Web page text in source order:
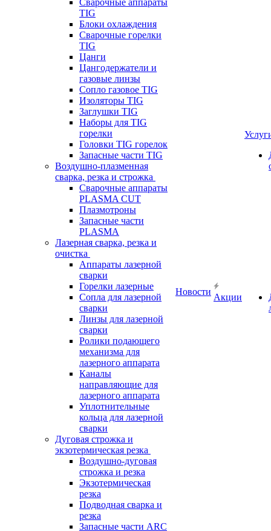
Сварочные аппараты
TIG
Блоки охлаждения
Сварочные горелки
TIG
Цанги
Цангодержатели и
газовые линзы
Сопло газовое TIG
Изоляторы TIG
Заглушки TIG
Наборы для TIG
горелки
Головки TIG горелок
Запасные части TIG
Воздушно-плазменная
сварка, резка и строжка
Сварочные аппараты
PLASMA CUT
Плазмотроны
Запасные части
PLASMA
Лазерная сварка, резка и
очистка
Аппараты лазерной
сварки
Горелки лазерные
Сопла для лазерной
сварки
Линзы для лазерной
сварки
Ролики подающего
механизма для
лазерного аппарата
Каналы
направляющие для
лазерного аппарата
Уплотнительные
кольца для лазерной
сварки
Дуговая строжка и
экзотермическая резка
Воздушно-дуговая
строжка и резка
Экзотермическая
резка
Подводная сварка и
резка
Запасные части ARC
Новости
Акции